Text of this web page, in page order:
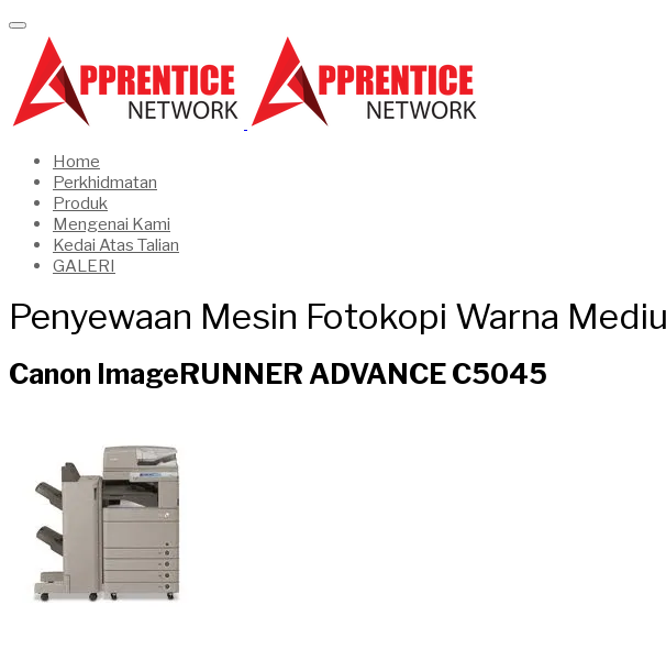
Home
Perkhidmatan
Produk
Mengenai Kami
Kedai Atas Talian
GALERI
Penyewaan Mesin Fotokopi Warna
Canon ImageRUNNER ADVANCE C5045